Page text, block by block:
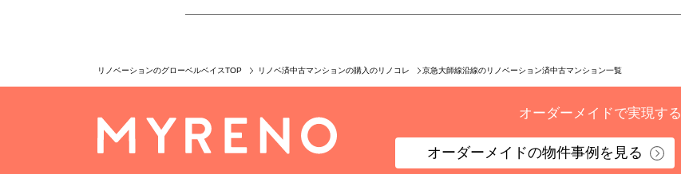
リノベーションのグローベルベイスTOP リノベ済中古マンションの購入のリノコレ 京急大師線沿線のリノベーション済中古マンション一覧
オーダーメイドで実現する
オーダーメイドの物件事例を見る